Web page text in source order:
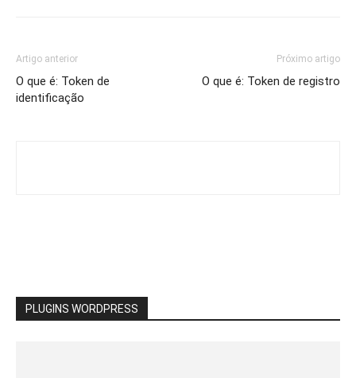
Artigo anterior
O que é: Token de
identificação
Próximo artigo
O que é: Token de registro
PLUGINS WORDPRESS